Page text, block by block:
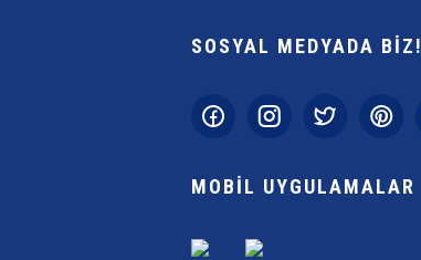
Gönder
SOSYAL MEDYADA BİZ!
MOBİL UYGULAMALAR